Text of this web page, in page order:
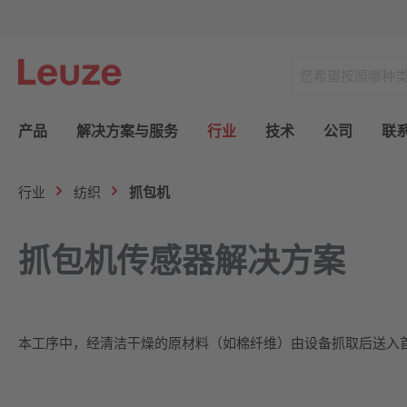
产品 解决方案与服务 行业 技术 公司 联
行业 纺织 抓包机
抓包机传感器解决方案
本工序中，经清洁干燥的原材料（如棉纤维）由设备抓取后送入